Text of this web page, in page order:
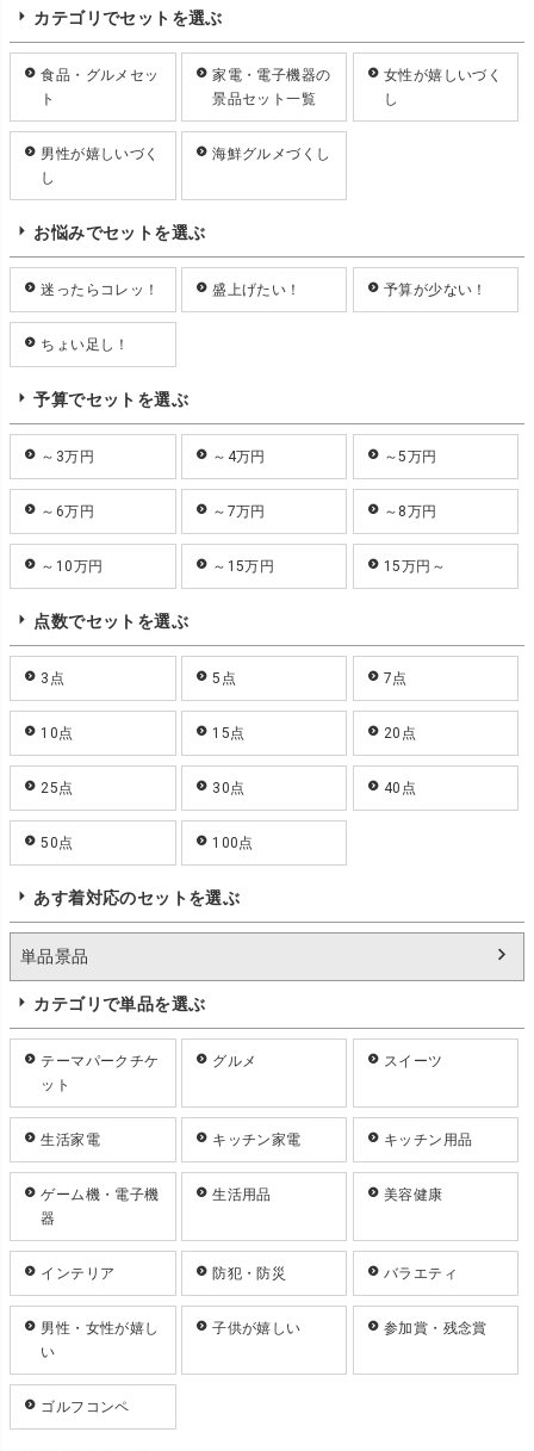
カテゴリでセットを選ぶ
食品・グルメセッ
ト
家電・電子機器の
景品セット一覧
女性が嬉しいづく
し
男性が嬉しいづく
し
海鮮グルメづくし
お悩みでセットを選ぶ
迷ったらコレッ！ 盛上げたい！ 予算が少ない！
ちょい足し！
予算でセットを選ぶ
～3万円 ～4万円 ～5万円
～6万円 ～7万円 ～8万円
～10万円 ～15万円 15万円～
点数でセットを選ぶ
3点 5点 7点
10点 15点 20点
25点 30点 40点
50点 100点
あす着対応のセットを選ぶ
単品景品
カテゴリで単品を選ぶ
テーマパークチケ
ット
グルメ スイーツ
生活家電 キッチン家電 キッチン用品
ゲーム機・電子機
器
生活用品 美容健康
インテリア 防犯・防災 バラエティ
男性・女性が嬉し
い
子供が嬉しい 参加賞・残念賞
ゴルフコンペ